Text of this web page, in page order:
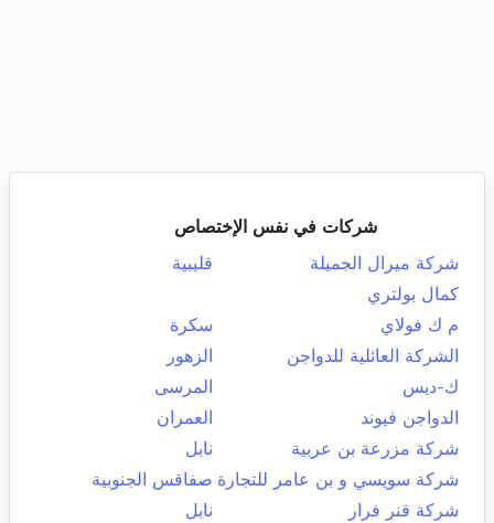
شركات في نفس الإختصاص
شركة ميرال الجميلة
قليبية
كمال بولتري
م ك فولاي
سكرة
الشركة العائلية للدواجن
الزهور
ك-ديس
المرسى
الدواجن فيوند
العمران
شركة مزرعة بن عربية
نابل
شركة سويسي و بن عامر للتجارة صفاقس الجنوبية
شركة قنر فرار
نابل